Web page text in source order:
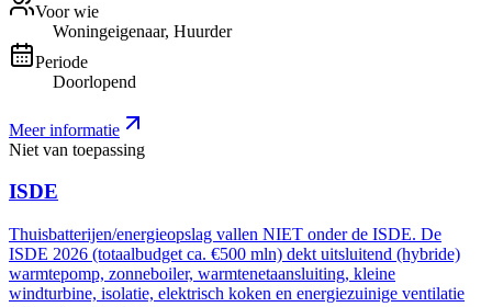
Voor wie
Woningeigenaar, Huurder
Periode
Doorlopend
Meer informatie
Niet van toepassing
ISDE
Thuisbatterijen/energieopslag vallen NIET onder de ISDE. De
ISDE 2026 (totaalbudget ca. €500 mln) dekt uitsluitend (hybride)
warmtepomp, zonneboiler, warmtenetaansluiting, kleine
windturbine, isolatie, elektrisch koken en energiezuinige ventilatie